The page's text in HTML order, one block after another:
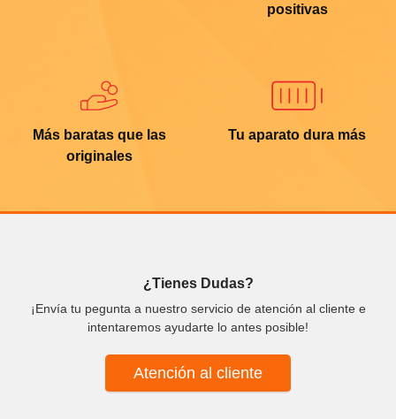
positivas
Más baratas que las
originales
Tu aparato dura más
¿Tienes Dudas?
¡Envía tu pegunta a nuestro servicio de atención al cliente e
intentaremos ayudarte lo antes posible!
Atención al cliente